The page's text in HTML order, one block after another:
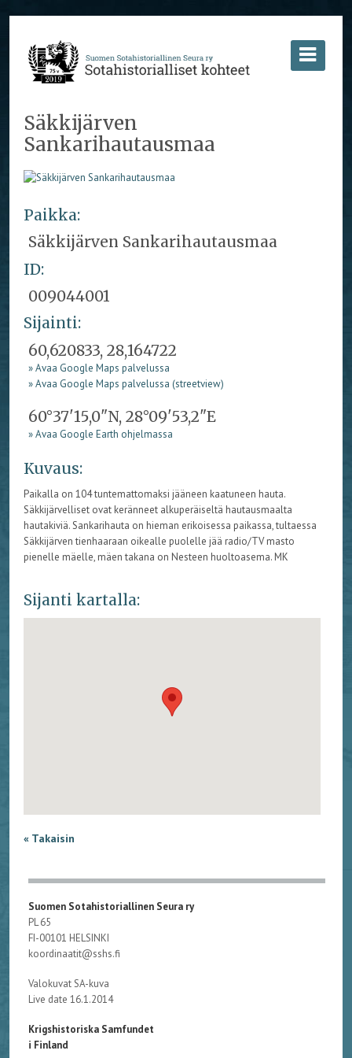
Säkkijärven
Sankarihautausmaa
Paikka:
Säkkijärven Sankarihautausmaa
ID:
009044001
Sijainti:
60,620833, 28,164722
» Avaa Google Maps palvelussa
» Avaa Google Maps palvelussa (streetview)
60°37'15,0"N, 28°09'53,2"E
» Avaa Google Earth ohjelmassa
Kuvaus:
Paikalla on 104 tuntemattomaksi jääneen kaatuneen hauta.
Säkkijärvelliset ovat keränneet alkuperäiseltä hautausmaalta
hautakiviä. Sankarihauta on hieman erikoisessa paikassa, tultaessa
Säkkijärven tienhaaraan oikealle puolelle jää radio/TV masto
pienelle mäelle, mäen takana on Nesteen huoltoasema. MK
Sijanti kartalla:
« Takaisin
Suomen Sotahistoriallinen Seura ry
PL 65
FI-00101 HELSINKI
koordinaatit@sshs.fi
Valokuvat SA-kuva
Live date 16.1.2014
Krigshistoriska Samfundet
i Finland